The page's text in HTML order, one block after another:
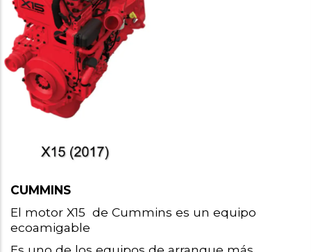
CUMMINS
El motor X15  de Cummins es un equipo
ecoamigable